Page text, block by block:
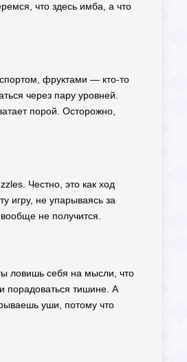
что здесь имба, а что
фруктами — кто-то
через пару уровней.
порой. Осторожно,
Честно, это как ход
игру, не упарываясь за
не получится.
ловишь себя на мысли, что
порадоваться тишине. А
уши, потому что